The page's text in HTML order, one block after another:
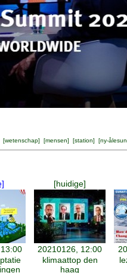
[wetenschap] [mensen] [station] [ny-
[huidige]
20210126, 12:00
klimaattop den
haag